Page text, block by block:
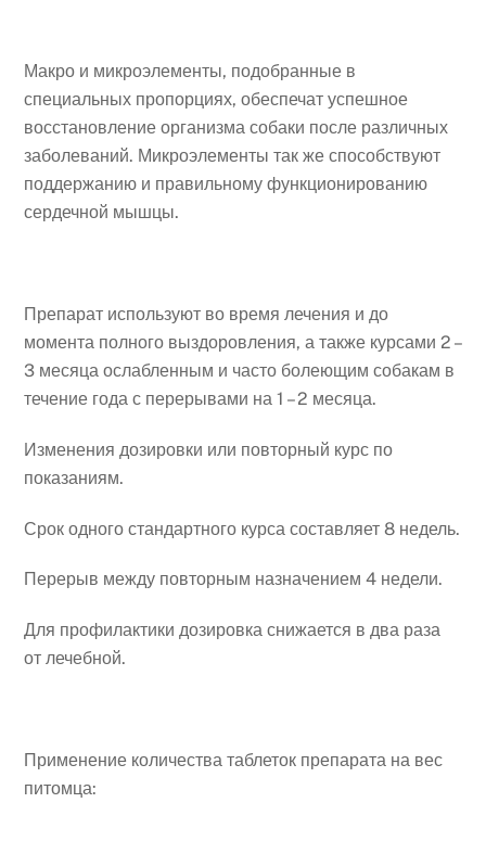
Макро и микроэлементы, подобранные в
специальных пропорциях, обеспечат успешное
восстановление организма собаки после различных
заболеваний. Микроэлементы так же способствуют
поддержанию и правильному функционированию
сердечной мышцы.
Препарат используют во время лечения и до
момента полного выздоровления, а также курсами 2 –
3 месяца ослабленным и часто болеющим собакам в
течение года с перерывами на 1 – 2 месяца.
Изменения дозировки или повторный курс по
показаниям.
Срок одного стандартного курса составляет 8 недель.
Перерыв между повторным назначением 4 недели.
Для профилактики дозировка снижается в два раза
от лечебной.
Применение количества таблеток препарата на вес
питомца: